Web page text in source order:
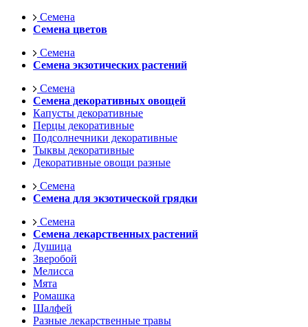
Семена
Семена цветов
Семена
Семена экзотических растений
Семена
Семена декоративных овощей
Капусты декоративные
Перцы декоративные
Подсолнечники декоративные
Тыквы декоративные
Декоративные овощи разные
Семена
Семена для экзотической грядки
Семена
Семена лекарственных растений
Душица
Зверобой
Мелисса
Мята
Ромашка
Шалфей
Разные лекарственные травы